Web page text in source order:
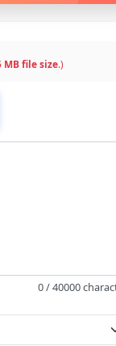
MB file size.)
0 / 40000